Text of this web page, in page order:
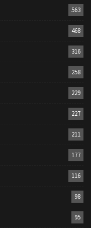
563
468
316
258
229
227
211
177
116
98
95